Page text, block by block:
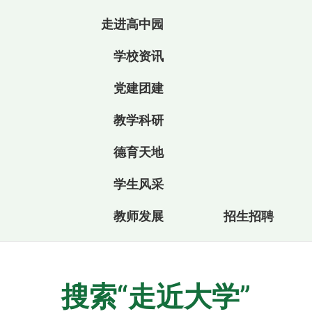
走进高中园
学校资讯
党建团建
教学科研
德育天地
学生风采
教师发展 招生招聘
搜索“走近大学”